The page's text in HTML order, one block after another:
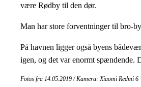
være Rødby til den dør.
Man har store forventninger til bro-
På havnen ligger også byens
igen, og det var enormt spændende.
Fotos fra 14.05.2019 / Kamera: Xiaomi Redmi 6